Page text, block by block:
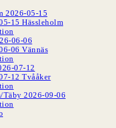
2026-05-15
15 Hässleholm
06-06
06 Vännäs
07-12
12 Tvååker
Täby 2026-09-06